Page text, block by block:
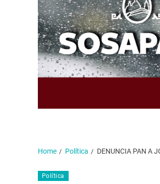
Home Política DENUNCIA PAN A
Política